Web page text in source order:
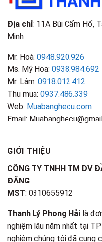
Địa chỉ: 11A Bùi Cẩm Hổ,
Minh
Mr. Hoà: 0948.920.926
Ms. Mỹ Hoa: 0938.984.692
Mr. Lâm: 0918.012.412
Thu mua: 0937.486.339
Web: Muabanghecu.com
Email:
GIỚI THIỆU
CÔNG TY TNHH TM DV
ĐĂNG
MST: 0310655912
Thanh Lý Phong Hải là
nghiệm lâu năm nhất tại
nghiệm chúng tôi đã cung